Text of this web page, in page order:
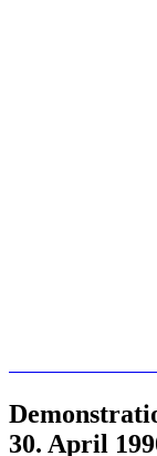
30. April